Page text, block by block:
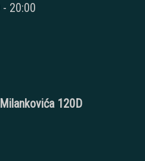
- 20:00
120D